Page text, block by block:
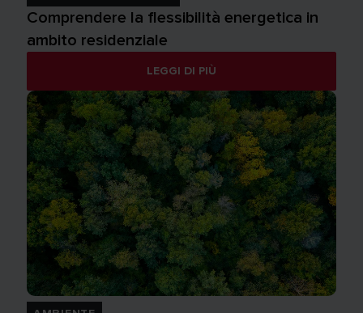
Comprendere la flessibilità energetica in
ambito residenziale
LEGGI DI PIÙ